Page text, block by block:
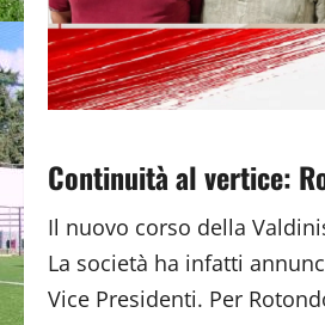
Continuità al vertice:
Il nuovo corso della
La società ha infatti
Vice Presidenti. Per